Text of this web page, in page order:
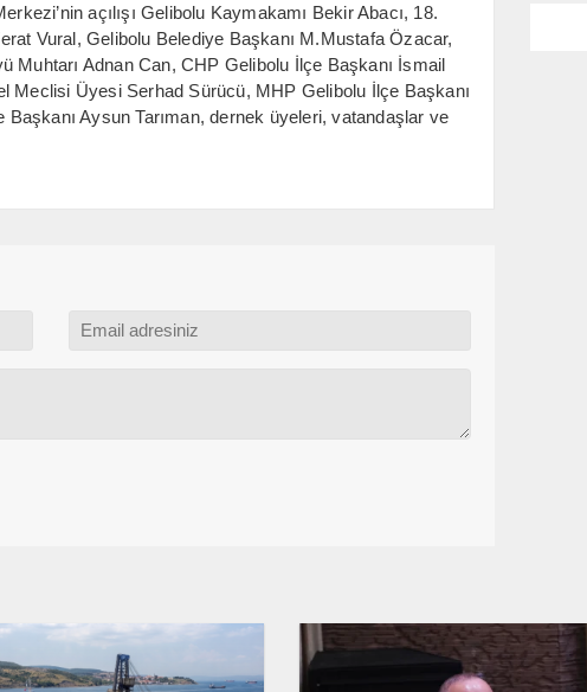
açılışı Gelibolu Kaymakamı Bekir Abacı, 18.
Vural, Gelibolu Belediye Başkanı M.Mustafa Özacar,
Muhtarı Adnan Can, CHP Gelibolu İlçe Başkanı İsmail
Meclisi Üyesi Serhad Sürücü, MHP Gelibolu İlçe Başkanı
Aysun Tarıman, dernek üyeleri, vatandaşlar ve